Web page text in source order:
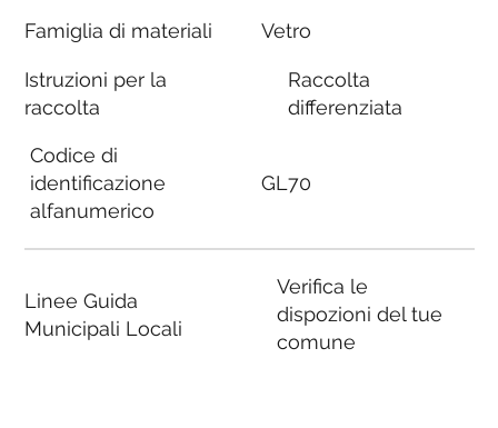
Famiglia di materiali
Istruzioni per la
raccolta
Codice di
identificazione
alfanumerico
Linee Guida
Municipali Locali
Vetro
Raccolta
differenziata
GL70
Verifica le
dispozioni del tue
comune